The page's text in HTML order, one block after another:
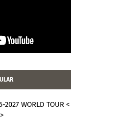
2027 WORLD TOUR <